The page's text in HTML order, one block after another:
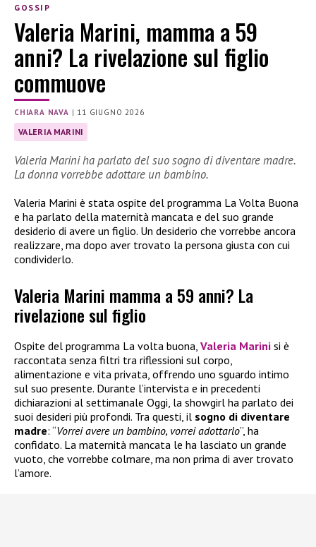
GOSSIP
Valeria Marini, mamma a 59
anni? La rivelazione sul figlio
commuove
CHIARA NAVA | 11 GIUGNO 2026
VALERIA MARINI
Valeria Marini ha parlato del suo sogno di diventare madre.
La donna vorrebbe adottare un bambino.
Valeria Marini è stata ospite del programma La Volta Buona
e ha parlato della maternità mancata e del suo grande
desiderio di avere un figlio. Un desiderio che vorrebbe ancora
realizzare, ma dopo aver trovato la persona giusta con cui
condividerlo.
Valeria Marini mamma a 59 anni? La
rivelazione sul figlio
Ospite del programma La volta buona, Valeria Marini si è
raccontata senza filtri tra riflessioni sul corpo,
alimentazione e vita privata, offrendo uno sguardo intimo
sul suo presente. Durante l’intervista e in precedenti
dichiarazioni al settimanale Oggi, la showgirl ha parlato dei
suoi desideri più profondi. Tra questi, il sogno di diventare
madre: “Vorrei avere un bambino, vorrei adottarlo”, ha
confidato. La maternità mancata le ha lasciato un grande
vuoto, che vorrebbe colmare, ma non prima di aver trovato
l’amore.